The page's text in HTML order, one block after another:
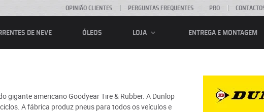
OPINIÃO CLIENTES PERGUNTAS FREQUENTES PRO
DE NEVE ÓLEOS LOJA ENTREGA E MONTAGEM
gigante americano Goodyear Tire & Rubber. A Dunlop
A fábrica produz pneus para todos os veículos e